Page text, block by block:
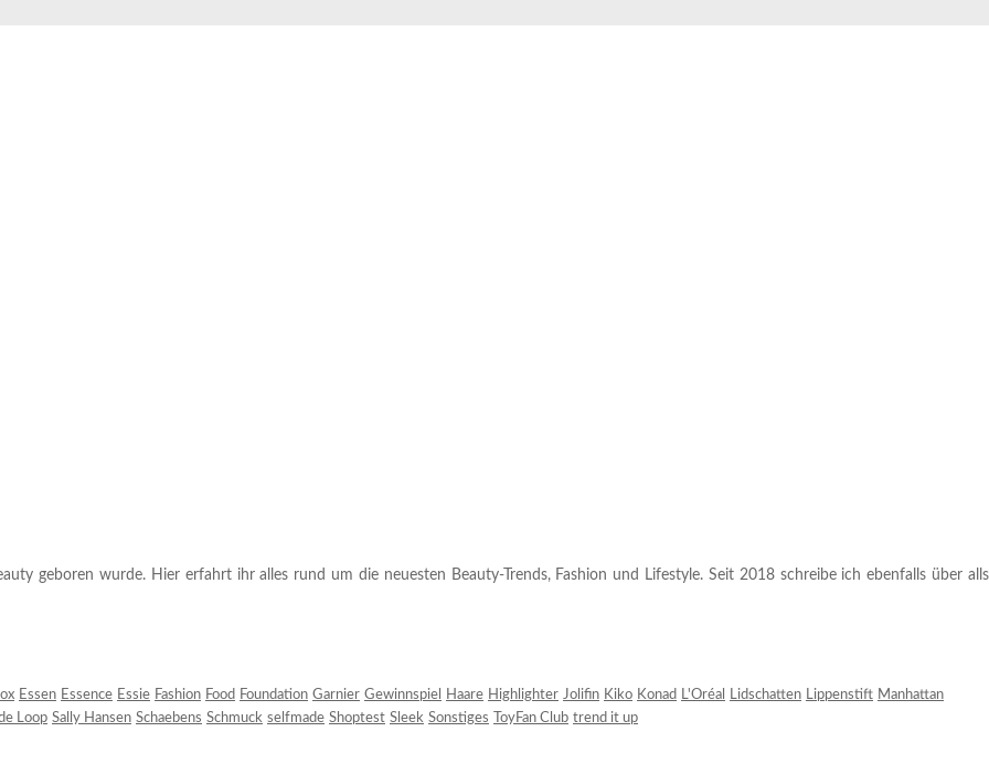
geboren wurde. Hier erfahrt ihr alles rund um die neuesten Beauty-Trends, Fashion und Lifestyle. Seit 2018 schreibe ich ebenfalls über alls
Essen Essence Essie Fashion Food Foundation Garnier Gewinnspiel Haare Highlighter Jolifin Kiko Konad L'Oréal Lidschatten Lippenstift Manhattan
Loop Sally Hansen Schaebens Schmuck selfmade Shoptest Sleek Sonstiges ToyFan Club trend it up